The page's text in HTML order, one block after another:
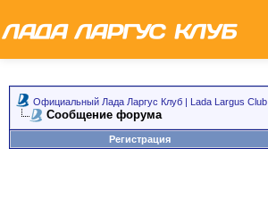
Официальный Лада Ларгус Клуб | Lada Largus Club
Сообщение форума
Регистрация